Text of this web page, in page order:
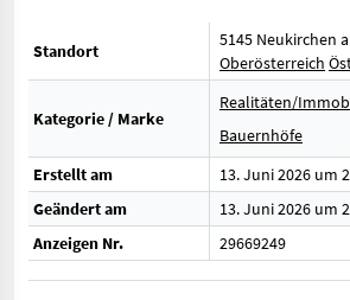
Standort
5145 Neukirchen
Oberösterreich
Kategorie / Marke
Realitäten/
Bauernhöfe
Erstellt am
13. Juni 2026 um
Geändert am
13. Juni 2026 um
Anzeigen Nr.
29669249